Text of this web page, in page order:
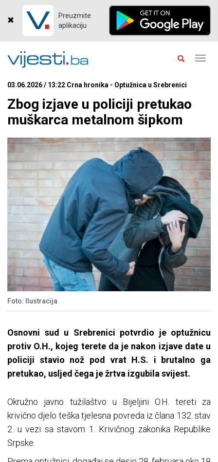
Preuzmite
aplikaciju
03.06.2026 / 13:22 Crna hronika - Optužnica u Srebrenici
Zbog izjave u policiji pretukao
muškarca metalnom šipkom
Foto: Ilustracija
Osnovni sud u Srebrenici potvrdio je optužnicu
protiv O.H., kojeg terete da je nakon izjave date u
policiji stavio nož pod vrat H.S. i brutalno ga
pretukao, usljed čega je žrtva izgubila svijest.
Okružno javno tužilaštvo u Bijeljini O.H. tereti za
krivično djelo teška tjelesna povreda iz člana 132. stav
2. u vezi sa stavom 1. Krivičnog zakonika Republike
Srpske.